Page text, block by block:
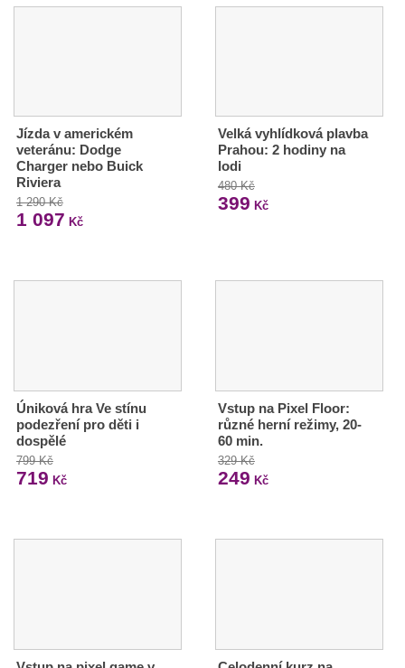
Jízda v americkém
veteránu: Dodge
Charger nebo Buick
Riviera
1 290 Kč
1 097 Kč
Velká vyhlídková plavba
Prahou: 2 hodiny na
lodi
480 Kč
399 Kč
Úniková hra Ve stínu
podezření pro děti i
dospělé
799 Kč
719 Kč
Vstup na Pixel Floor:
různé herní režimy, 20-
60 min.
329 Kč
249 Kč